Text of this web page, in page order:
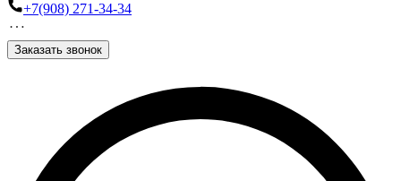
+7(908) 271-34-34
Заказать звонок